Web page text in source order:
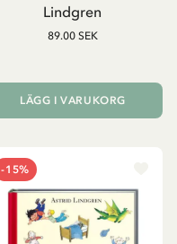
Lindgren
89.00 SEK
LÄGG I VARUKORG
-15%